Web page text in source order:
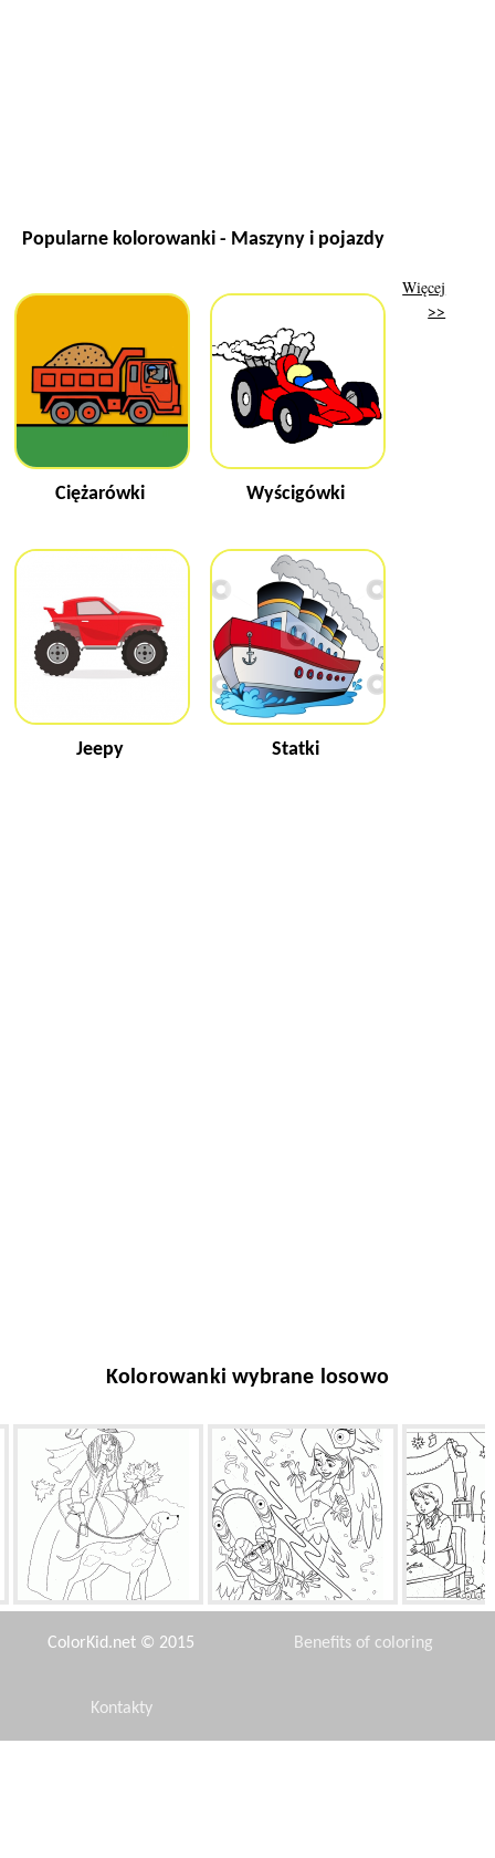
Popularne kolorowanki - Maszyny i pojazdy
Ciężarówki Wyścigówki
Jeepy Statki
Więcej
>>
Kolorowanki wybrane losowo
Księżniczka na spacer Funny karnawał w Rio
Dzieci
ColorKid.net © 2015 Benefits of coloring
Kontakty